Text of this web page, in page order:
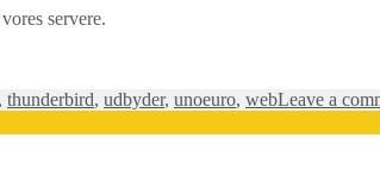
servere.
, thunderbird, udbyder, unoeuro, webLeave a